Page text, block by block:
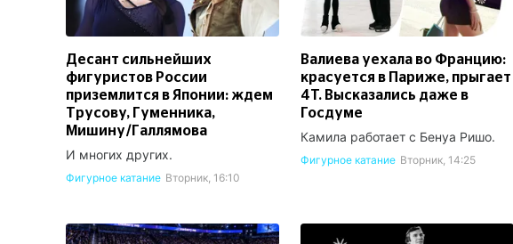
Десант сильнейших
фигуристов России
приземлится в Японии: ждем
Трусову, Гуменника,
Мишину/Галлямова
И многих других.
Фигурное катание Вторник, 16:10
Валиева уехала во Францию:
красуется в Париже, прыгает
4T. Высказались даже в
Госдуме
Камила работает с Бенуа Ришо.
Фигурное катание Вторник, 14:25